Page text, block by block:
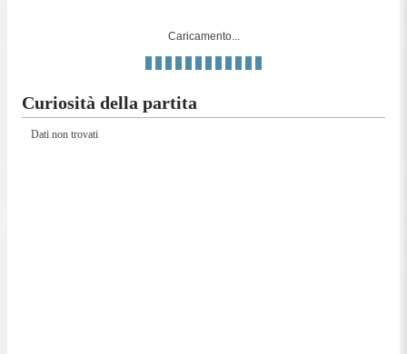
Caricamento...
Curiosità della partita
Dati non trovati